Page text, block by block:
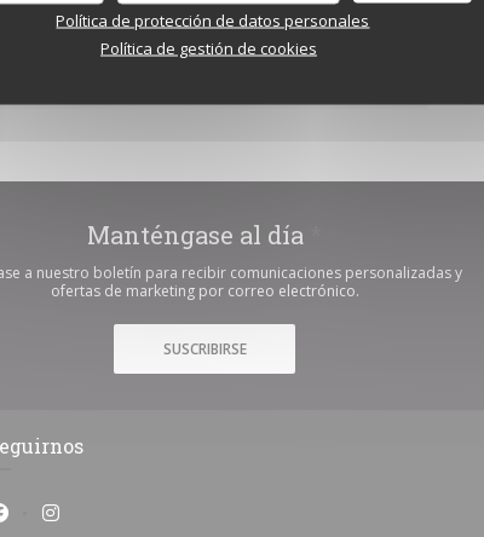
Política de protección de datos personales
Política de gestión de cookies
Manténgase al día
a nuestro boletín para recibir comunicaciones personalizadas y
ofertas de marketing por correo electrónico.
SUSCRIBIRSE
Facebook ((abre en una nueva ventana))
Instagram ((abre en una nueva ventana))